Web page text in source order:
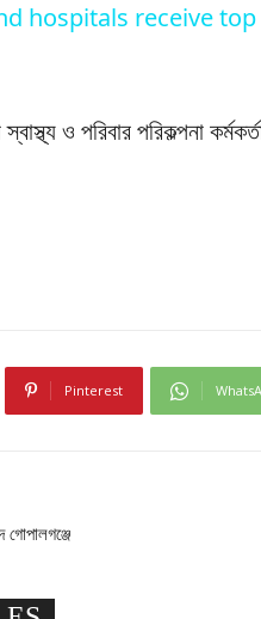
hospitals receive
ও পরিবার পরিকল্পনা
Pinterest
গোপালগঞ্জে